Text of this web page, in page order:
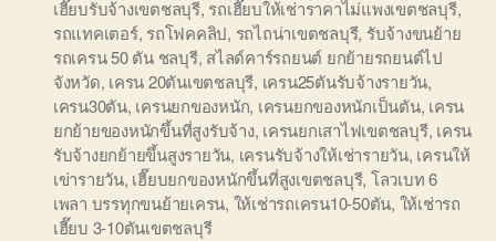
เฮี๊ยบรับจ้างเขตชลบุรี, รถเฮี๊ยบให้เช่าราคาไม่แพงเขตชลบุรี,
รถแทคเตอร์, รถโฟคคลิป, รถไถน่าเขตชลบุรี, รับจ้างขนย้าย
รถเครน 50 ตัน ชลบุรี, สไลด์คาร์รถยนต์ ยกย้ายรถยนต์ไป
จังหวัด, เครน 20ตันเขตชลบุรี, เครน25ตันรับจ้างรายวัน,
เครน30ตัน, เครนยกของหนัก, เครนยกของหนักเป็นตัน, เครน
ยกย้ายของหนักขึ้นที่สูงรับจ้าง, เครนยกเสาไฟเขตชลบุรี, เครน
รับจ้างยกย้ายขึ้นสูงรายวัน, เครนรับจ้างให้เช่ารายวัน, เครนให้
เข่ารายวัน, เฮี๊ยบยกของหนักขึ้นที่สูงเขตชลบุรี, โลวเบท 6
เพลา บรรทุกขนย้ายเครน, ให้เช่ารถเครน10-50ตัน, ให้เช่ารถ
เฮี๊ยบ 3-10ตันเขตชลบุรี